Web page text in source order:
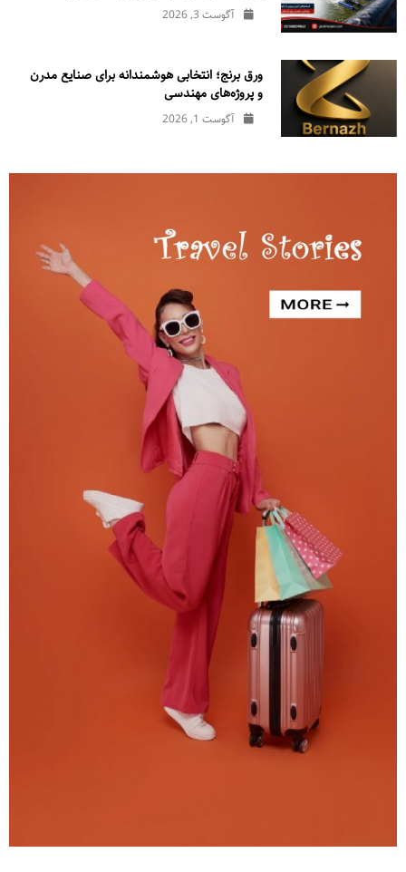
آگوست 3, 2026
ورق برنج؛ انتخابی هوشمندانه برای صنایع مدرن
و پروژه‌های مهندسی
آگوست 1, 2026